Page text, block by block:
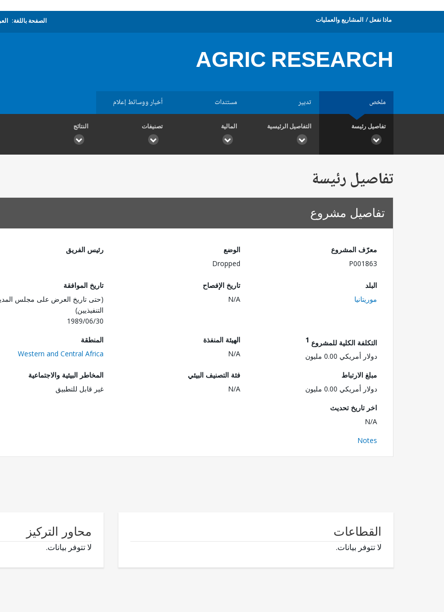
ماذا نفعل المشاريع والعمليات الصفحة باللغة:
AGRIC RESEARCH
ملخص تدبير مستندات أخبار ووسائط إعلام
تفاصيل رئيسة التفاصيل الرئيسية المالية تصنيفات النتائج
تفاصيل رئيسة
تفاصيل مشروع
معرّف المشروع
P001863
الوضع
Dropped
رئيس الفريق
البلد
موريتانيا
تاريخ الإفصاح
N/A
تاريخ الموافقة
(حتى تاريخ العرض على مجلس
التنفيذيين)
1989/06/30
التكلفة الكلية للمشروع 1
دولار أمريكي 0.00 مليون
الهيئة المنفذة
N/A
المنطقة
Western and Central Africa
مبلغ الارتباط
دولار أمريكي 0.00 مليون
فئة التصنيف البيئي
N/A
المخاطر البيئية والاجتماعية
غير قابل للتطبيق
اخر تاريخ تحديث
N/A
Notes
القطاعات
لا تتوفر بيانات.
محاور التركيز
لا تتوفر بيانات.